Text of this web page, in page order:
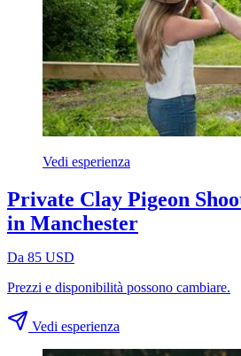
Vedi esperienza
Private Clay Pigeon
in Manchester
Da 85 USD
Prezzi e disponibilità possono cambiare.
Vedi esperienza